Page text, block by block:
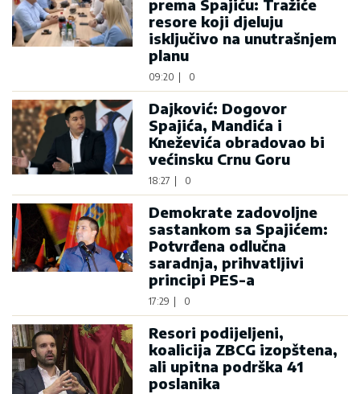
prema Spajiću: Tražiće
resore koji djeluju
isključivo na unutrašnjem
planu
09:20 0
Dajković: Dogovor
Spajića, Mandića i
Kneževića obradovao bi
većinsku Crnu Goru
18:27 0
Demokrate zadovoljne
sastankom sa Spajićem:
Potvrđena odlučna
saradnja, prihvatljivi
principi PES-a
17:29 0
Resori podijeljeni,
koalicija ZBCG izopštena,
ali upitna podrška 41
poslanika